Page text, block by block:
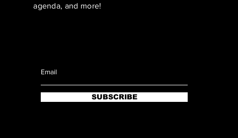
agenda, and more!
SUBSCRIBE